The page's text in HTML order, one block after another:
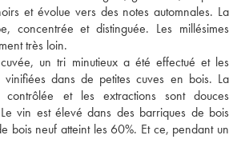
et évolue vers des notes automnales. La
concentrée et distinguée. Les millésimes
très loin.
un tri minutieux a été effectué et les
vinifiées dans de petites cuves en bois. La
et les extractions sont douces
vin est élevé dans des barriques de bois
bois neuf atteint les 60%. Et ce, pendant un